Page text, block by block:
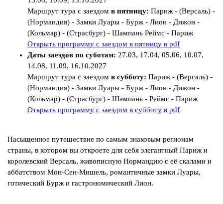
Маршрут тура с заездом в пятницу: Париж - (Версаль) -
(Нормандия) - Замки Луары - Бурж - Лион - Дижон -
(Кольмар) - (Страсбург) - Шампань Реймс - Париж
Открыть программу с заездом в пятницу в pdf
Даты заездов по суботам: 27.03, 17.04, 05.06, 10.07,
14.08, 11.09, 16.10.2027
Маршрут тура с заездом в субботу: Париж - (Версаль) -
(Нормандия) - Замки Луары - Бурж - Лион - Дижон -
(Кольмар) - (Страсбург) - Шампань - Реймс - Париж
Открыть программу с заездом в субботу в pdf
Насыщенное путешествие по самым знаковым регионам
страны, в котором вы откроете для себя элегантный Париж и
королевский Версаль, живописную Нормандию с её скалами и
аббатством Мон-Сен-Мишель, романтичные замки Луары,
готический Бурж и гастрономический Лион.